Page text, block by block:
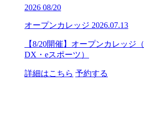
2026 08/20
オープンカレッジ 2026.07.13
【8/20開催】オープンカレッジ
DX・eスポーツ）
詳細はこちら 予約する